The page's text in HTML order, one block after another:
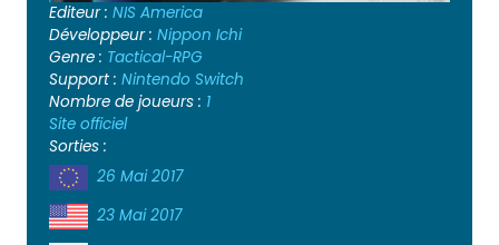
Editeur : NIS America
Développeur : Nippon Ichi
Genre : Tactical-RPG
Support : Nintendo Switch
Nombre de joueurs : 1
Site officiel
Sorties :
26 Mai 2017
23 Mai 2017